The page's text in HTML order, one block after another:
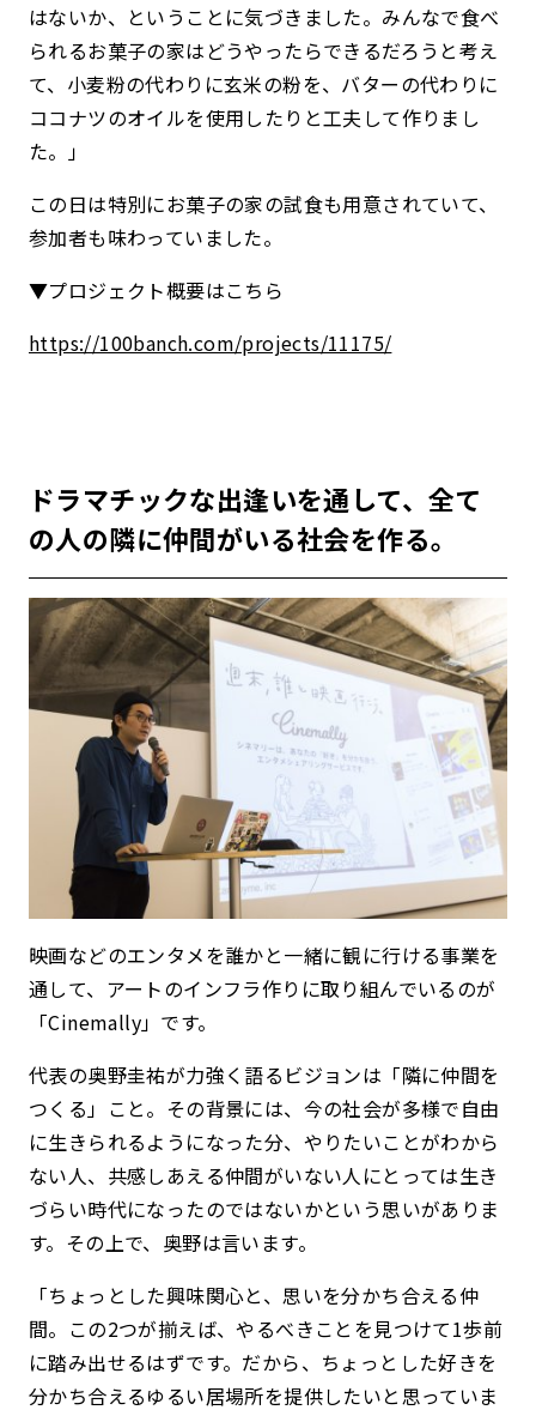
はないか、ということに気づきました。みんなで食べ
られるお菓子の家はどうやったらできるだろうと考え
て、小麦粉の代わりに玄米の粉を、バターの代わりに
ココナツのオイルを使用したりと工夫して作りまし
た。」
この日は特別にお菓子の家の試食も用意されていて、
参加者も味わっていました。
▼プロジェクト概要はこちら
https://100banch.com/projects/11175/
ドラマチックな出逢いを通して、全て
の人の隣に仲間がいる社会を作る。
映画などのエンタメを誰かと一緒に観に行ける事業を
通して、アートのインフラ作りに取り組んでいるのが
「Cinemally」です。
代表の奥野圭祐が力強く語るビジョンは「隣に仲間を
つくる」こと。その背景には、今の社会が多様で自由
に生きられるようになった分、やりたいことがわから
ない人、共感しあえる仲間がいない人にとっては生き
づらい時代になったのではないかという思いがありま
す。その上で、奥野は言います。
「ちょっとした興味関心と、思いを分かち合える仲
間。この2つが揃えば、やるべきことを見つけて1歩前
に踏み出せるはずです。だから、ちょっとした好きを
分かち合えるゆるい居場所を提供したいと思っていま